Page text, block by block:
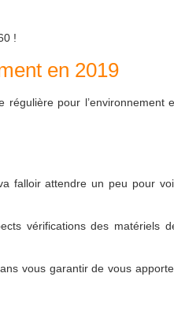
!
en 2019
pour l’environnement
falloir attendre un peu pour
vérifications des matériels
vous garantir de vous